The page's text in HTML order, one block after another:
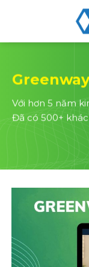
Với hơn 5 năm
Đã có 500+